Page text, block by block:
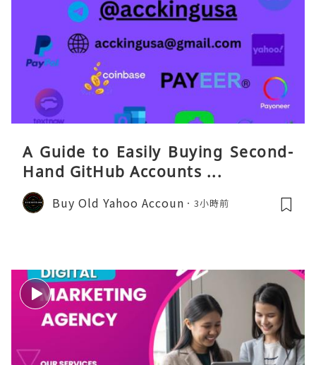
A Guide to Easily Buying Second-
Hand GitHub Accounts ...
Buy Old Yahoo Accoun 3小時前